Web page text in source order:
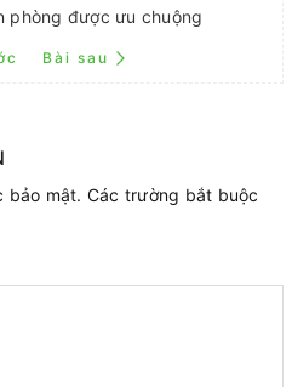
phòng được ưu chuộng
Bài sau
bảo mật. Các trường bắt buộc